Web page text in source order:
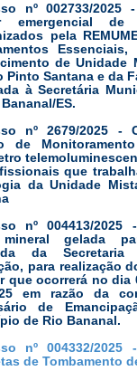
nº 002733/2025
emergencial de
pela
de Unidade
Pinto Santana e da
à Secretária
ES.
nº 2679/2025 -
de
que
da Unidade
nº 004413/
gelada
da
para realização
que ocorrerá no dia
em razão da
de
de Rio Bananal.
nº 004332/
de Tombamento